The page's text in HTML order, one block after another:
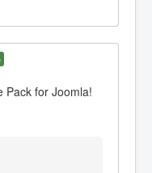
Pack for Joomla!